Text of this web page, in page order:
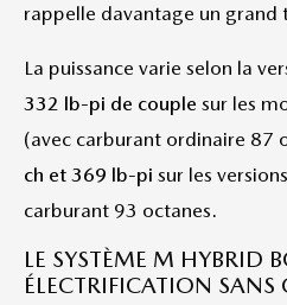
rappelle davantage un grand
La puissance varie selon la
332 lb-pi de couple sur les
(avec carburant ordinaire 87
ch et 369 lb-pi sur les
carburant 93 octanes.
LE SYSTÈME M HYBRID
ÉLECTRIFICATION SANS